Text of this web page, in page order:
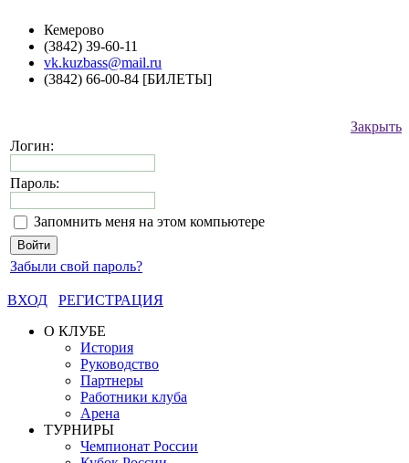
Кемерово
(3842) 39-60-11
vk.kuzbass@mail.ru
(3842) 66-00-84 [БИЛЕТЫ]
Закрыть
Логин:
Пароль:
Запомнить меня на этом компьютере
Забыли свой пароль?
ВХОД
РЕГИСТРАЦИЯ
О КЛУБЕ
История
Руководство
Партнеры
Работники клуба
Арена
ТУРНИРЫ
Чемпионат России